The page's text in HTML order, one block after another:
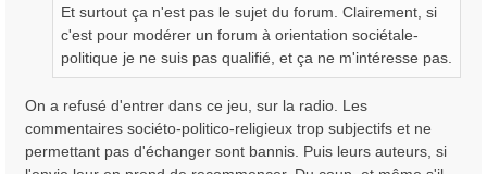
Et surtout ça n'est pas le sujet du forum. Clairement, si
c'est pour modérer un forum à orientation sociétale-
politique je ne suis pas qualifié, et ça ne m'intéresse pas.
On a refusé d'entrer dans ce jeu, sur la radio. Les
commentaires sociéto-politico-religieux trop subjectifs et ne
permettant pas d'échanger sont bannis. Puis leurs auteurs, si